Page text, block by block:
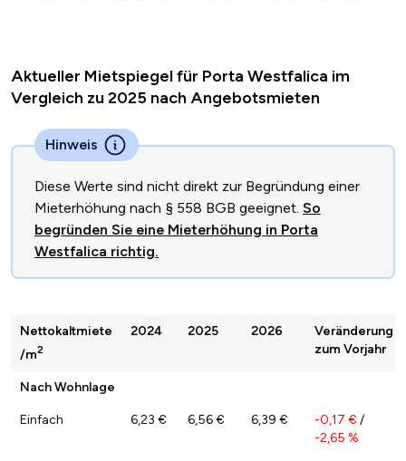
Aktueller Mietspiegel für Porta Westfalica im
Vergleich zu 2025 nach Angebotsmieten
Hinweis
Diese Werte sind nicht direkt zur Begründung einer
Mieterhöhung nach § 558 BGB geeignet. So
begründen Sie eine Mieterhöhung in Porta
Westfalica richtig.
Nettokaltmiete
/m2
2024 2025 2026
Veränderung
zum Vorjahr
Nach Wohnlage
Einfach 6,23 € 6,56 € 6,39 € -0,17 € /
-2,65 %